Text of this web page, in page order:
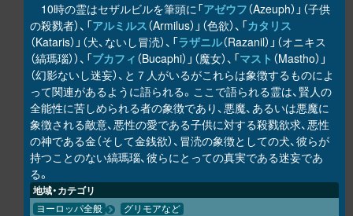
10時の霊はセザルビルを筆頭に「アゼウフ（Azeuph）」（子供
の殺戮者）、「アルミルス（Armilus）」（色欲）、「カタリス
（Kataris）」（犬、ないし冒涜）、「ラザニル（Razanil）」（オニキス
（縞瑪瑙））、「ブカフィ （Bucaphi）」（魔女）、「マスト （Mastho）」
（幻影ないし迷妄）、と７人がいるがこれらは象徴するものによ
って関連があるように語られる。ここで語られる霊は、賢人の
全能性に苦しめられる者の象徴であり、悪魔、あるいは悪魔に
象徴される敵意、悪性の愛である子供に対する殺戮欲求、悪性
の神である金（そして金銭欲）、冒涜の象徴としての犬、彼らが
持つことのない縞瑪瑙、彼らにとっての真実である迷妄であ
る。
地域・カテゴリ
ヨーロッパ全般 グリモアなど